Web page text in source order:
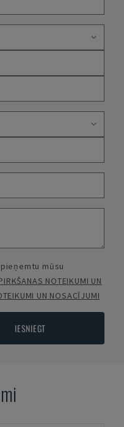
mūsu
NOTEIKUMI UN
UN NOSACĪJUMI
IESNIEGT